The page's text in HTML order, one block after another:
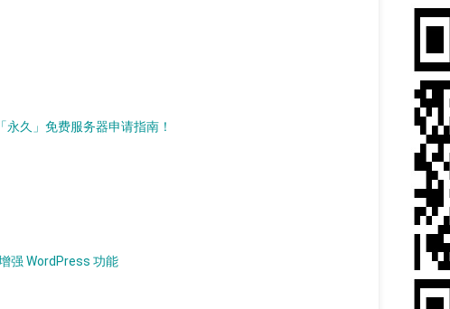
久」免费服务器申请指南！
强 WordPress 功能